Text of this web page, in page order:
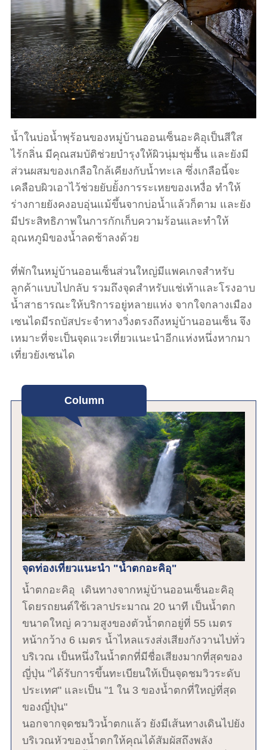
น้ำในบ่อน้ำพุร้อนของหมู่บ้านออนเซ็นอะคิอุเป็นสีใส
ไร้กลิ่น มีคุณสมบัติช่วยบำรุงให้ผิวนุ่มชุ่มชื้น และยังมี
ส่วนผสมของเกลือใกล้เคียงกับน้ำทะเล ซึ่งเกลือนี้จะ
เคลือบผิวเอาไว้ช่วยยับยั้งการระเหยของเหงื่อ ทำให้
ร่างกายยังคงอบอุ่นแม้ขึ้นจากบ่อน้ำแล้วก็ตาม และยัง
มีประสิทธิภาพในการกักเก็บความร้อนและทำให้
อุณหภูมิของน้ำลดช้าลงด้วย
ที่พักในหมู่บ้านออนเซ็นส่วนใหญ่มีแพคเกจสำหรับ
ลูกค้าแบบไปกลับ รวมถึงจุดสำหรับแช่เท้าและโรงอาบ
น้ำสาธารณะให้บริการอยู่หลายแห่ง จากใจกลางเมือง
เซนไดมีรถบัสประจำทางวิ่งตรงถึงหมู่บ้านออนเซ็น จึง
เหมาะที่จะเป็นจุดแวะเที่ยวแนะนำอีกแห่งหนึ่งหากมา
เที่ยวยังเซนได
Column
จุดท่องเที่ยวแนะนำ "น้ำตกอะคิอุ"
น้ำตกอะคิอุ เดินทางจากหมู่บ้านออนเซ็นอะคิอุ
โดยรถยนต์ใช้เวลาประมาณ 20 นาที เป็นน้ำตก
ขนาดใหญ่ ความสูงของตัวน้ำตกอยู่ที่ 55 เมตร
หน้ากว้าง 6 เมตร น้ำไหลแรงส่งเสียงกังวานไปทั่ว
บริเวณ เป็นหนึ่งในน้ำตกที่มีชื่อเสียงมากที่สุดของ
ญี่ปุ่น "ได้รับการขึ้นทะเบียนให้เป็นจุดชมวิวระดับ
ประเทศ" และเป็น "1 ใน 3 ของน้ำตกที่ใหญ่ที่สุด
ของญี่ปุ่น"
นอกจากจุดชมวิวน้ำตกแล้ว ยังมีเส้นทางเดินไปยัง
บริเวณหัวของน้ำตกให้คุณได้สัมผัสถึงพลัง